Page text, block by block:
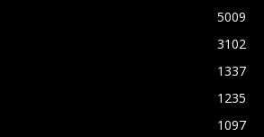
5009
3102
1337
1235
1097